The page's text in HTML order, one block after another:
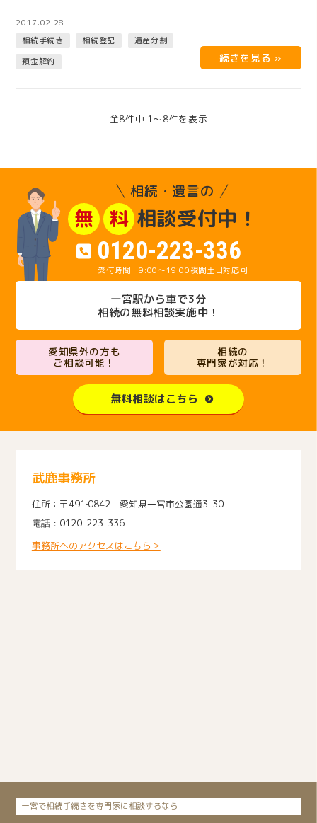
2017.02.28
相続手続き
相続登記
遺産分割
預金解約
全8件中 1〜8件を表示
相続・遺言の
無 料 相談受付中！
0120-223-336
9:00～19:00夜間土日対応可
一宮駅から車で3分
相続の無料相談実施中！
愛知県外の方も
ご相談可能！
相続の
専門家が対応！
無料相談はこちら
武鹿事務所
〒491‐0842 愛知県一宮市公園通3-30
0120-223-336
事務所へのアクセスはこちら＞
一宮で相続手続きを専門家に相談するなら